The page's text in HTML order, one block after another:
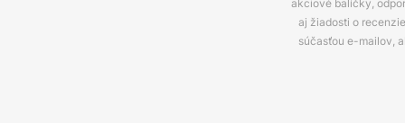
akciové balíčky,
aj žiadosti o
súčasťou e-mailov,